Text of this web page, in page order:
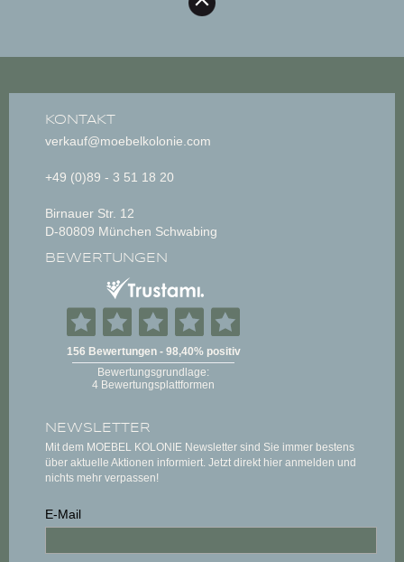
KONTAKT
verkauf@moebelkolonie.com
+49 (0)89 - 3 51 18 20
Birnauer Str. 12
D-80809 München Schwabing
BEWERTUNGEN
NEWSLETTER
Mit dem MOEBEL KOLONIE Newsletter sind Sie immer bestens
über aktuelle Aktionen informiert. Jetzt direkt hier anmelden und
nichts mehr verpassen!
E-Mail